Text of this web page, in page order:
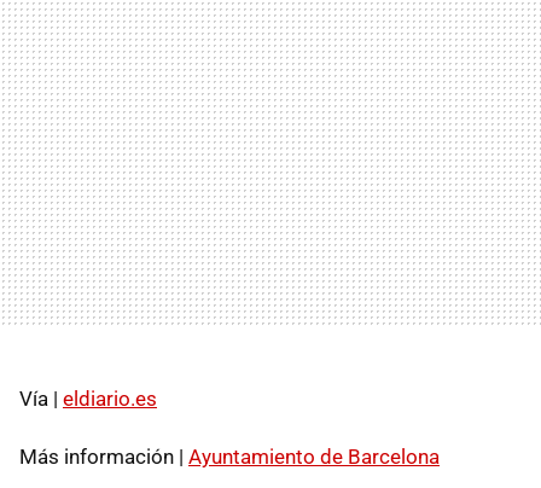
Vía | eldiario.es
Más información | Ayuntamiento de Barcelona